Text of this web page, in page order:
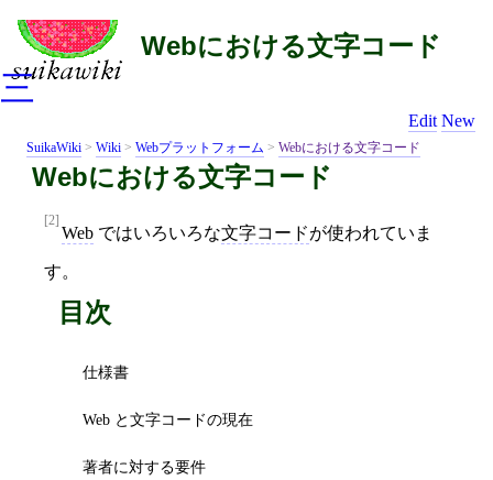
Webにおける文字コード
Edit New
SuikaWiki > Wiki > Webプラットフォーム > Webにおける文字コード
Webにおける文字コード
[2]
Web ではいろいろな文字コードが使われていま
す。
目次
仕様書
Web と文字コードの現在
著者に対する要件
三